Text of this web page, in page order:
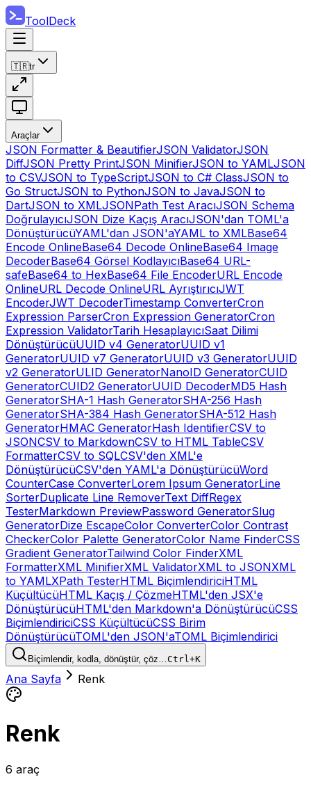
ToolDeck
🇹🇷tr
Araçlar
JSON Formatter & BeautifierJSON ValidatorJSON
DiffJSON Pretty PrintJSON MinifierJSON to YAMLJSON
to CSVJSON to TypeScriptJSON to C# ClassJSON to
Go StructJSON to PythonJSON to JavaJSON to
DartJSON to XMLJSONPath Test AracıJSON Schema
DoğrulayıcıJSON Dize Kaçış AracıJSON'dan TOML'a
DönüştürücüYAML'dan JSON'aYAML to XMLBase64
Encode OnlineBase64 Decode OnlineBase64 Image
DecoderBase64 Görsel KodlayıcıBase64 URL-
safeBase64 to HexBase64 File EncoderURL Encode
OnlineURL Decode OnlineURL AyrıştırıcıJWT
EncoderJWT DecoderTimestamp ConverterCron
Expression ParserCron Expression GeneratorCron
Expression ValidatorTarih HesaplayıcıSaat Dilimi
DönüştürücüUUID v4 GeneratorUUID v1
GeneratorUUID v7 GeneratorUUID v3 GeneratorUUID
v2 GeneratorULID GeneratorNanoID GeneratorCUID
GeneratorCUID2 GeneratorUUID DecoderMD5 Hash
GeneratorSHA-1 Hash GeneratorSHA-256 Hash
GeneratorSHA-384 Hash GeneratorSHA-512 Hash
GeneratorHMAC GeneratorHash IdentifierCSV to
JSONCSV to MarkdownCSV to HTML TableCSV
FormatterCSV to SQLCSV'den XML'e
DönüştürücüCSV'den YAML'a DönüştürücüWord
CounterCase ConverterLorem Ipsum GeneratorLine
SorterDuplicate Line RemoverText DiffRegex
TesterMarkdown PreviewPassword GeneratorSlug
GeneratorDize EscapeColor ConverterColor Contrast
CheckerColor Palette GeneratorColor Name FinderCSS
Gradient GeneratorTailwind Color FinderXML
FormatterXML MinifierXML ValidatorXML to JSONXML
to YAMLXPath TesterHTML BiçimlendiriciHTML
KüçültücüHTML Kaçış / ÇözmeHTML'den JSX'e
DönüştürücüHTML'den Markdown'a DönüştürücüCSS
BiçimlendiriciCSS KüçültücüCSS Birim
DönüştürücüTOML'den JSON'aTOML Biçimlendirici
Biçimlendir, kodla, dönüştür, çöz…Ctrl+K
Ana Sayfa Renk
Renk
6 araç